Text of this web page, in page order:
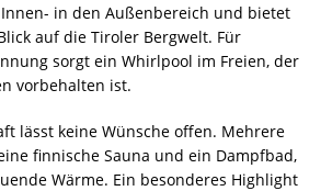
in den Außenbereich und bietet
auf die Tiroler Bergwelt. Für
sorgt ein Whirlpool im Freien, der
vorbehalten ist.
lässt keine Wünsche offen. Mehrere
finnische Sauna und ein Dampfbad,
Wärme. Ein besonderes Highlight